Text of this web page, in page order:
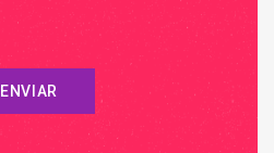
ENVIAR